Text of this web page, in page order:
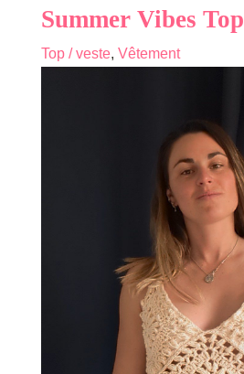
Summer Vibes Top
Top / veste, Vêtement